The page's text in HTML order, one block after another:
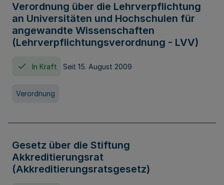
Verordnung über die Lehrverpflichtung
an Universitäten und Hochschulen für
angewandte Wissenschaften
(Lehrverpflichtungsverordnung - LVV)
In Kraft Seit 15. August 2009
Verordnung
Gesetz über die Stiftung
Akkreditierungsrat
(Akkreditierungsratsgesetz)